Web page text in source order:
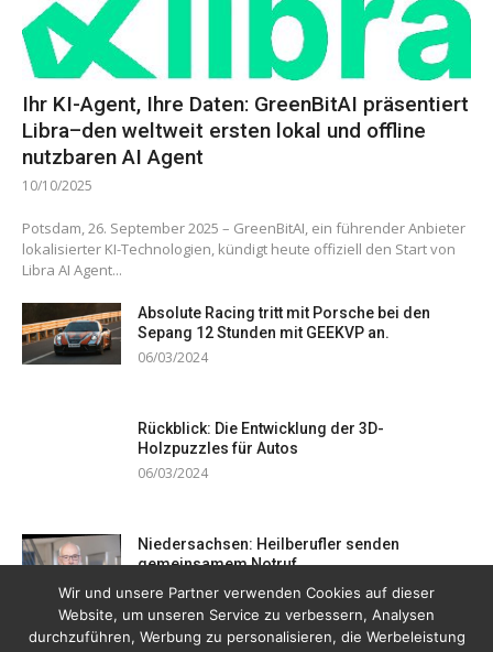
Ihr KI-Agent, Ihre Daten: GreenBitAI präsentiert
Libra–den weltweit ersten lokal und offline
nutzbaren AI Agent
10/10/2025
Potsdam, 26. September 2025 – GreenBitAI, ein führender Anbieter
lokalisierter KI-Technologien, kündigt heute offiziell den Start von
Libra AI Agent...
Absolute Racing tritt mit Porsche bei den
Sepang 12 Stunden mit GEEKVP an.
06/03/2024
Rückblick: Die Entwicklung der 3D-
Holzpuzzles für Autos
06/03/2024
Niedersachsen: Heilberufler senden
gemeinsamem Notruf
19/12/2023
Wir und unsere Partner verwenden Cookies auf dieser
Website, um unseren Service zu verbessern, Analysen
durchzuführen, Werbung zu personalisieren, die Werbeleistung